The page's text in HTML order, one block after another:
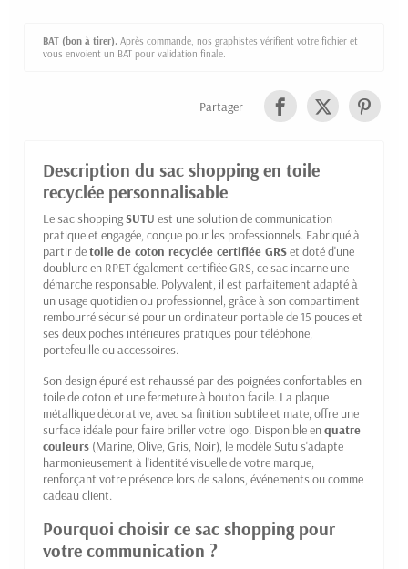
BAT (bon à tirer). Après commande, nos graphistes vérifient votre fichier et
vous envoient un BAT pour validation finale.
Partager
Description du sac shopping en toile
recyclée personnalisable
Le sac shoppingSUTU est une solution de communication
pratique et engagée, conçue pour les professionnels. Fabriqué à
partir detoile de coton recyclée certifiée GRSet doté d'une
doublure en RPET également certifiée GRS, ce sac incarne une
démarche responsable. Polyvalent, il est parfaitement adapté à
un usage quotidien ou professionnel, grâce à son compartiment
rembourré sécurisé pour un ordinateur portable de 15 pouces et
ses deux poches intérieures pratiques pour téléphone,
portefeuille ou accessoires.
Son design épuré est rehaussé par des poignées confortables en
toile de coton et une fermeture à bouton facile. La plaque
métallique décorative, avec sa finition subtile et mate, offre une
surface idéale pour faire briller votre logo. Disponible enquatre
couleurs (Marine, Olive, Gris, Noir), le modèle Sutu s'adapte
harmonieusement à l'identité visuelle de votre marque,
renforçant votre présence lors de salons, événements ou comme
cadeau client.
Pourquoi choisir ce sac shopping pour
votre communication ?